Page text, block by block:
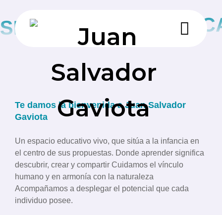
SER JUAN ES...
Te damos la bienvenida a Juan Salvador
Gaviota
Un espacio educativo vivo, que sitúa a la infancia en
el centro de sus propuestas. Donde aprender significa
descubrir, crear y compartir Cuidamos el vínculo
humano y en armonía con la naturaleza
Acompañamos a desplegar el potencial que cada
individuo posee.